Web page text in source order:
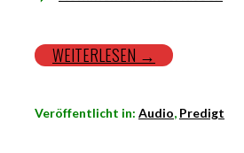
WEITERLESEN →
Veröffentlicht in: Audio, Predigt